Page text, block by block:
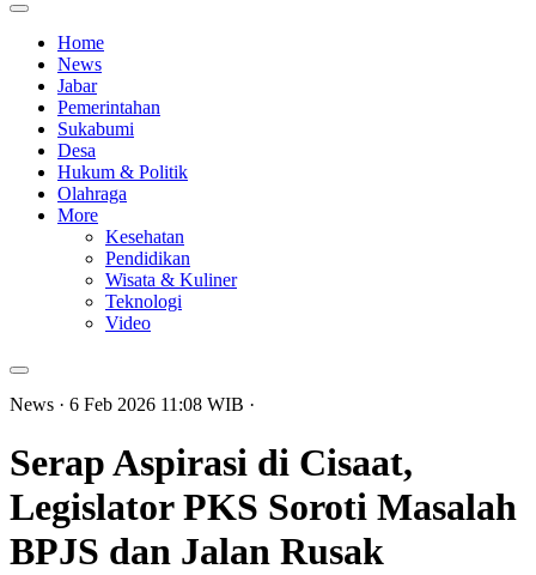
Home
News
Jabar
Pemerintahan
Sukabumi
Desa
Hukum & Politik
Olahraga
More
Kesehatan
Pendidikan
Wisata & Kuliner
Teknologi
Video
News · 6 Feb 2026 11:08 WIB ·
Serap Aspirasi di Cisaat,
Legislator PKS Soroti Masalah
BPJS dan Jalan Rusak